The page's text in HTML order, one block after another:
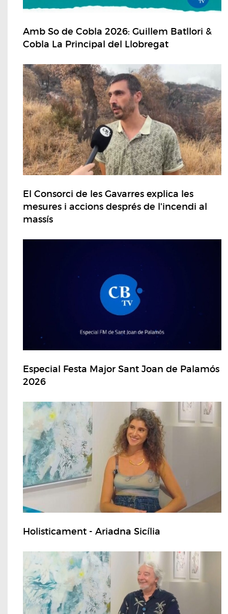
Amb So de Cobla 2026: Guillem Batllori &
Cobla La Principal del Llobregat
El Consorci de les Gavarres explica les
mesures i accions després de l'incendi al
massís
Especial Festa Major Sant Joan de Palamós
2026
Holisticament - Ariadna Sicília